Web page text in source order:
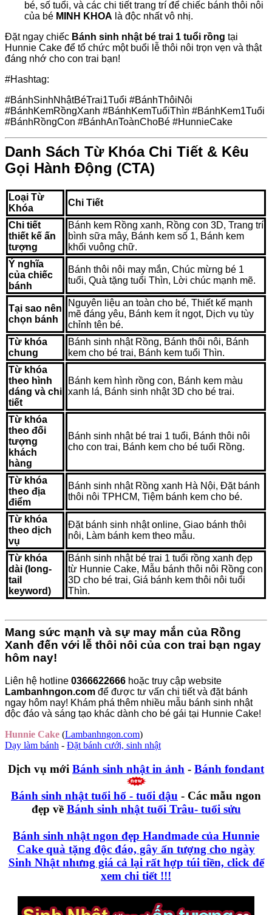
bé, số tuổi, và các chi tiết trang trí để chiếc bánh thôi nôi
của bé MINH KHOA là độc nhất vô nhị.
Đặt ngay chiếc Bánh sinh nhật bé trai 1 tuổi rồng tại
Hunnie Cake để tổ chức một buổi lễ thôi nôi trọn vẹn và thật
đáng nhớ cho con trai bạn!
#Hashtag:
#BánhSinhNhậtBéTrai1Tuổi #BánhThôiNôi
#BánhKemRồngXanh #BánhKemTuổiThìn #BánhKem1Tuổi
#BánhRồngCon #BánhAnToànChoBé #HunnieCake
Danh Sách Từ Khóa Chi Tiết & Kêu
Gọi Hành Động (CTA)
Loại Từ
Khóa
Chi Tiết
Chi tiết
thiết kế ấn
tượng
Bánh kem Rồng xanh, Rồng con 3D, Trang trí
bình sữa mây, Bánh kem số 1, Bánh kem
khối vuông chữ.
Ý nghĩa
của chiếc
bánh
Bánh thôi nôi may mắn, Chúc mừng bé 1
tuổi, Quà tặng tuổi Thìn, Lời chúc mạnh mẽ.
Tại sao nên
chọn bánh
Nguyên liệu an toàn cho bé, Thiết kế mạnh
mẽ đáng yêu, Bánh kem ít ngọt, Dịch vụ tùy
chỉnh tên bé.
Từ khóa
chung
Bánh sinh nhật Rồng, Bánh thôi nôi, Bánh
kem cho bé trai, Bánh kem tuổi Thìn.
Từ khóa
theo hình
dáng và chi
tiết
Bánh kem hình rồng con, Bánh kem màu
xanh lá, Bánh sinh nhật 3D cho bé trai.
Từ khóa
theo đối
tượng
khách
hàng
Bánh sinh nhật bé trai 1 tuổi, Bánh thôi nôi
cho con trai, Bánh kem cho bé tuổi Rồng.
Từ khóa
theo địa
điểm
Bánh sinh nhật Rồng xanh Hà Nội, Đặt bánh
thôi nôi TPHCM, Tiệm bánh kem cho bé.
Từ khóa
theo dịch
vụ
Đặt bánh sinh nhật online, Giao bánh thôi
nôi, Làm bánh kem theo mẫu.
Từ khóa
dài (long-
tail
keyword)
Bánh sinh nhật bé trai 1 tuổi rồng xanh đẹp
từ Hunnie Cake, Mẫu bánh thôi nôi Rồng con
3D cho bé trai, Giá bánh kem thôi nôi tuổi
Thìn.
Mang sức mạnh và sự may mắn của Rồng
Xanh đến với lễ thôi nôi của con trai bạn ngay
hôm nay!
Liên hệ hotline 0366622666 hoặc truy cập website
Lambanhngon.com để được tư vấn chi tiết và đặt bánh
ngay hôm nay! Khám phá thêm nhiều mẫu bánh sinh nhật
độc đáo và sáng tạo khác dành cho bé gái tại Hunnie Cake!
Hunnie Cake (Lambanhngon.com)
Dạy làm bánh - Đặt bánh cưới, sinh nhật
Dịch vụ mới Bánh sinh nhật in ảnh - Bánh fondant
Bánh sinh nhật tuổi hổ - tuổi dậu - Các mẫu ngon
đẹp về Bánh sinh nhật tuổi Trâu- tuổi sửu
Bánh sinh nhật ngon đẹp Handmade của Hunnie
Cake quà tặng độc đáo, gây ấn tượng cho ngày
Sinh Nhật nhưng giá cả lại rất hợp túi tiền, click để
xem chi tiết !!!